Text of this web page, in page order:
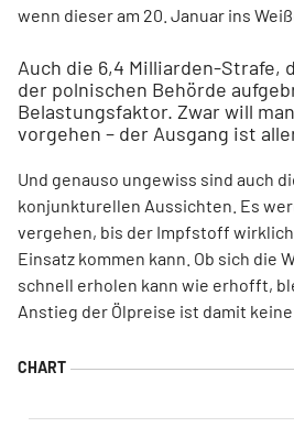
wenn dieser am 20. Januar ins
Auch die 6,4 Milliarden-Strafe,
der polnischen Behörde
Belastungsfaktor. Zwar will
vorgehen – der Ausgang ist
Und genauso ungewiss sind auch
konjunkturellen Aussichten. Es
vergehen, bis der Impfstoff
Einsatz kommen kann. Ob sich die
schnell erholen kann wie erhofft,
Anstieg der Ölpreise ist damit keine